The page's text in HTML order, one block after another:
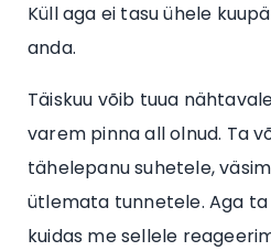
Küll aga ei tasu ühele
anda.
Täiskuu võib tuua
varem pinna all olnud. Ta
tähelepanu suhetele,
ütlemata tunnetele. Aga
kuidas me sellele